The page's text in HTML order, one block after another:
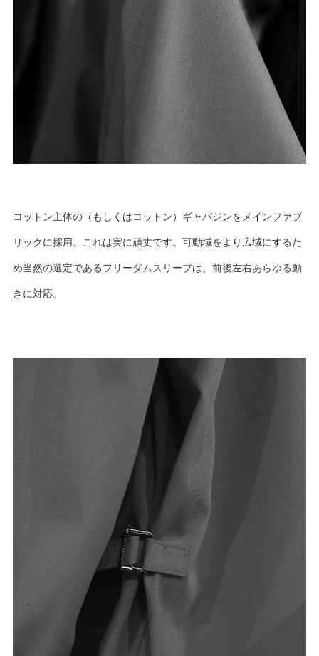
コットン主体の（もしくはコットン）ギャバジンをメインファブ
リックに採用。これは実に頑丈です。可動域をより広域にするた
め当然の選定であるフリーダムスリーブは、前後左右あらゆる動
きに対応。